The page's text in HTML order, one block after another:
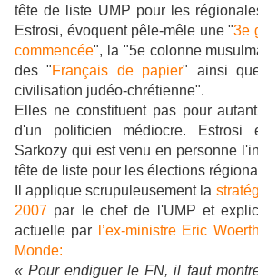
tête de liste UMP pour les
Estrosi, évoquent pêle-mêle une "3e
commencée", la "5e colonne
des "Français de papier" ainsi
civilisation judéo-chrétienne".
Elles ne constituent pas pour
d'un politicien médiocre. Estrosi
Sarkozy qui est venu en personne
tête de liste pour les élections
Il applique scrupuleusement la
2007 par le chef de l'UMP et
actuelle par
l’ex-ministre Eric
Monde:
« Pour endiguer le FN, il faut